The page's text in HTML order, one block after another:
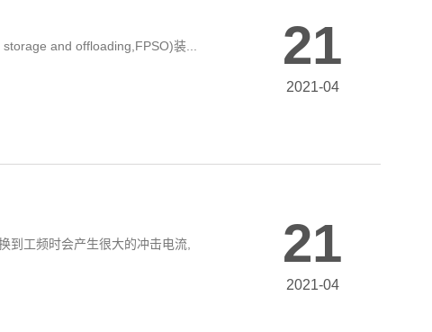
and offloading,FPSO)装... 21
2021-04
到工频时会产生很大的冲击电流,
21
2021-04